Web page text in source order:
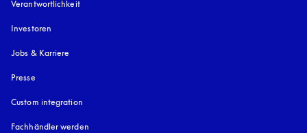
Verantwortlichkeit
Investoren
Jobs & Karriere
Presse
Custom integration
Fachhändler werden